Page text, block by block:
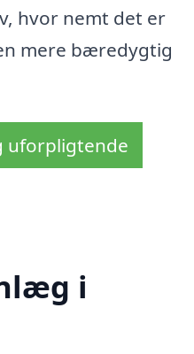
hvor nemt det er
mere bæredygtig
uforpligtende
i